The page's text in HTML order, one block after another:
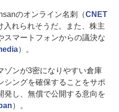
のオンライン名刺（CNET
入れられそうだ。また、株主
スマートフォンからの議決な
）。
ンが3密になりやすい倉庫
シングを確保することをサポ
発し、無償で公開する意向を
）。